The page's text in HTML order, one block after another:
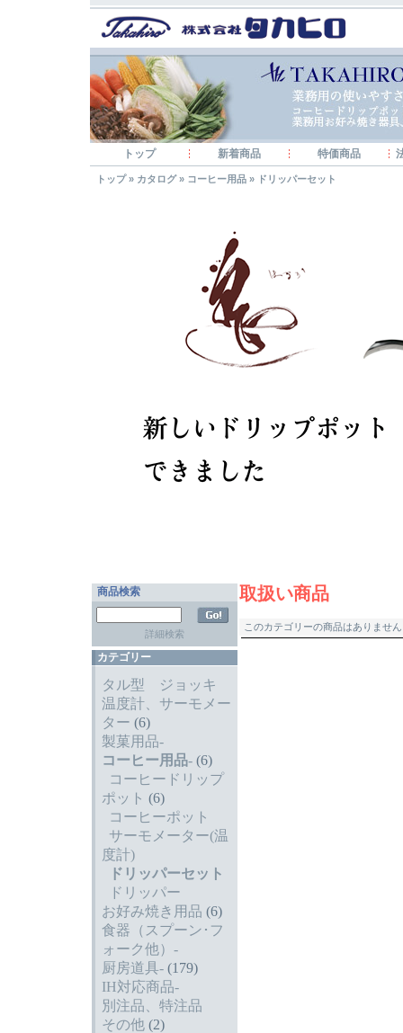
トップ 新着商品 特価商品
トップ» カタログ» コーヒー用品 » ドリッパーセット
商品検索
詳細検索
カテゴリー
タル型 ジョッキ
温度計、サーモメー
ター (6)
製菓用品-
コーヒー用品- (6)
コーヒードリップ
ポット (6)
コーヒーポット
サーモメーター(温
度計)
ドリッパーセット
ドリッパー
お好み焼き用品 (6)
食器（スプーン･フ
ォーク他）-
厨房道具- (179)
IH対応商品-
別注品、特注品
その他 (2)
取扱い商品
このカテゴリーの商品はありませ